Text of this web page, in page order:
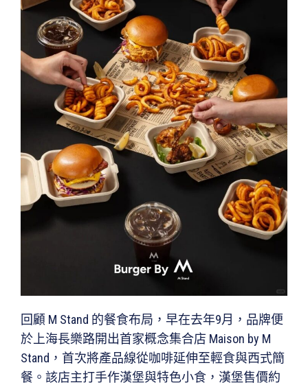
回顧 M Stand 的餐食布局，早在去年9月，品牌便
於上海長樂路開出首家概念集合店 Maison by M
Stand，首次將產品線從咖啡延伸至輕食與西式簡
餐。該店主打手作漢堡與特色小食，漢堡售價約